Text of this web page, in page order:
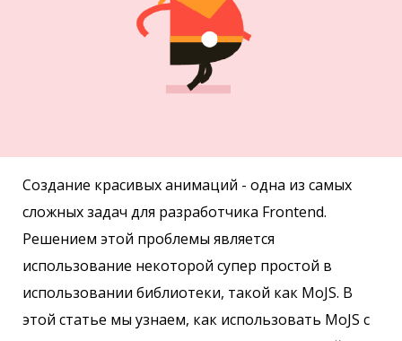
Создание красивых анимаций - одна из самых
сложных задач для разработчика Frontend.
Решением этой проблемы является
использование некоторой супер простой в
использовании библиотеки, такой как MoJS. В
этой статье мы узнаем, как использовать MoJS с